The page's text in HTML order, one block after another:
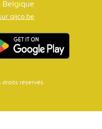
qijco.be
droits réservés.